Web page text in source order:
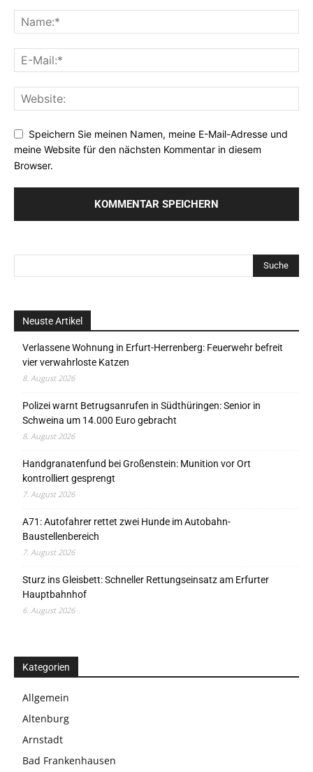
Speichern Sie meinen Namen, meine E-Mail-Adresse und
meine Website für den nächsten Kommentar in diesem
Browser.
Neuste Artikel
Verlassene Wohnung in Erfurt-Herrenberg: Feuerwehr befreit
vier verwahrloste Katzen
8. August 2026
Polizei warnt Betrugsanrufen in Südthüringen: Senior in
Schweina um 14.000 Euro gebracht
8. August 2026
Handgranatenfund bei Großenstein: Munition vor Ort
kontrolliert gesprengt
7. August 2026
A71: Autofahrer rettet zwei Hunde im Autobahn-
Baustellenbereich
7. August 2026
Sturz ins Gleisbett: Schneller Rettungseinsatz am Erfurter
Hauptbahnhof
6. August 2026
Kategorien
Allgemein
Altenburg
Arnstadt
Bad Frankenhausen